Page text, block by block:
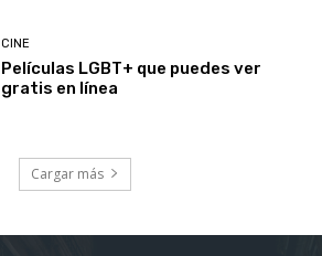
CINE
Películas LGBT+ que puedes ver
gratis en línea
Cargar más